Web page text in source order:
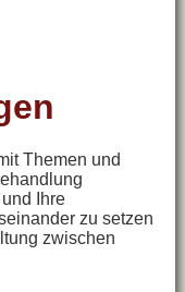
Themen und
Ihre
zu setzen
zwischen